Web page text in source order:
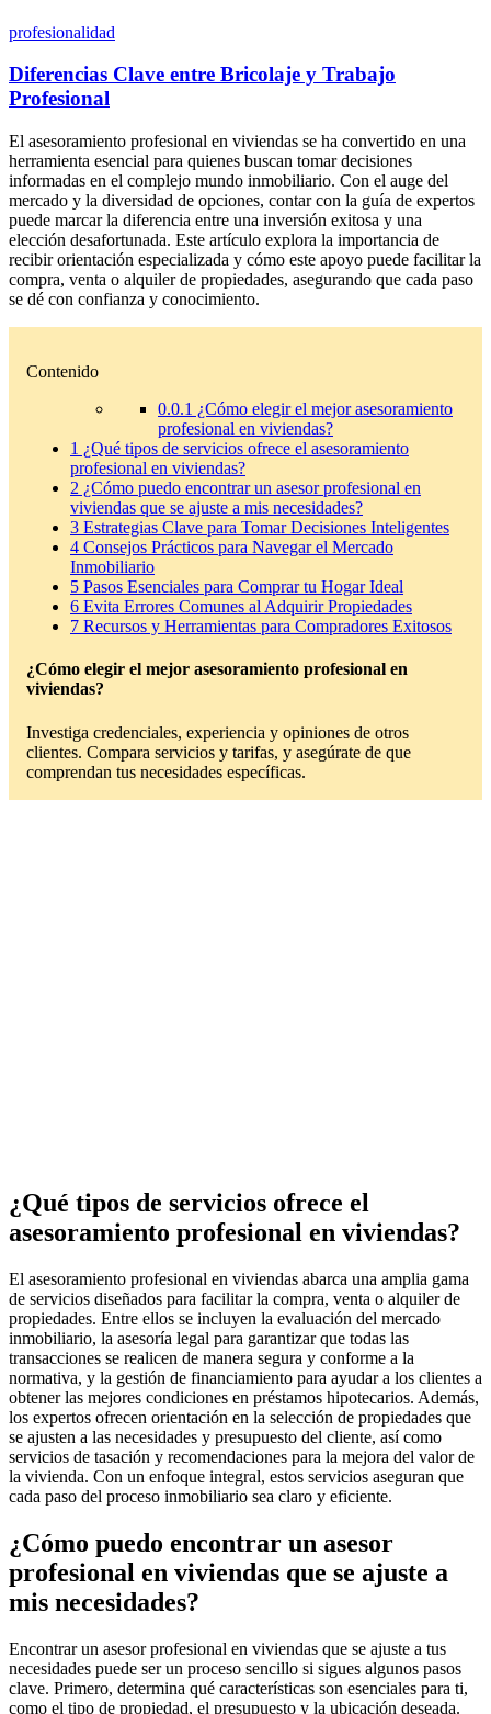
profesionalidad
Diferencias Clave entre Bricolaje y Trabajo
Profesional
El asesoramiento profesional en viviendas se ha convertido en una
herramienta esencial para quienes buscan tomar decisiones
informadas en el complejo mundo inmobiliario. Con el auge del
mercado y la diversidad de opciones, contar con la guía de expertos
puede marcar la diferencia entre una inversión exitosa y una
elección desafortunada. Este artículo explora la importancia de
recibir orientación especializada y cómo este apoyo puede facilitar la
compra, venta o alquiler de propiedades, asegurando que cada paso
se dé con confianza y conocimiento.
Contenido
0.0.1 ¿Cómo elegir el mejor asesoramiento
profesional en viviendas?
1 ¿Qué tipos de servicios ofrece el asesoramiento
profesional en viviendas?
2 ¿Cómo puedo encontrar un asesor profesional en
viviendas que se ajuste a mis necesidades?
3 Estrategias Clave para Tomar Decisiones Inteligentes
4 Consejos Prácticos para Navegar el Mercado
Inmobiliario
5 Pasos Esenciales para Comprar tu Hogar Ideal
6 Evita Errores Comunes al Adquirir Propiedades
7 Recursos y Herramientas para Compradores Exitosos
¿Cómo elegir el mejor asesoramiento profesional en
viviendas?
Investiga credenciales, experiencia y opiniones de otros
clientes. Compara servicios y tarifas, y asegúrate de que
comprendan tus necesidades específicas.
¿Qué tipos de servicios ofrece el
asesoramiento profesional en viviendas?
El asesoramiento profesional en viviendas abarca una amplia gama
de servicios diseñados para facilitar la compra, venta o alquiler de
propiedades. Entre ellos se incluyen la evaluación del mercado
inmobiliario, la asesoría legal para garantizar que todas las
transacciones se realicen de manera segura y conforme a la
normativa, y la gestión de financiamiento para ayudar a los clientes a
obtener las mejores condiciones en préstamos hipotecarios. Además,
los expertos ofrecen orientación en la selección de propiedades que
se ajusten a las necesidades y presupuesto del cliente, así como
servicios de tasación y recomendaciones para la mejora del valor de
la vivienda. Con un enfoque integral, estos servicios aseguran que
cada paso del proceso inmobiliario sea claro y eficiente.
¿Cómo puedo encontrar un asesor
profesional en viviendas que se ajuste a
mis necesidades?
Encontrar un asesor profesional en viviendas que se ajuste a tus
necesidades puede ser un proceso sencillo si sigues algunos pasos
clave. Primero, determina qué características son esenciales para ti,
como el tipo de propiedad, el presupuesto y la ubicación deseada.